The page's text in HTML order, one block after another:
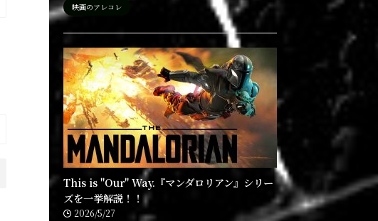
映画のアレコレ
This is "Our" Way.『マンダロリアン』シリー
ズを一挙解説！！
2026/5/27